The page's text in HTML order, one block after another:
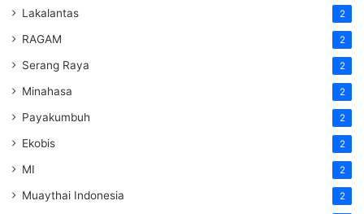
Lakalantas 2
RAGAM 2
Serang Raya 2
Minahasa 2
Payakumbuh 2
Ekobis 2
MI 2
Muaythai Indonesia 2